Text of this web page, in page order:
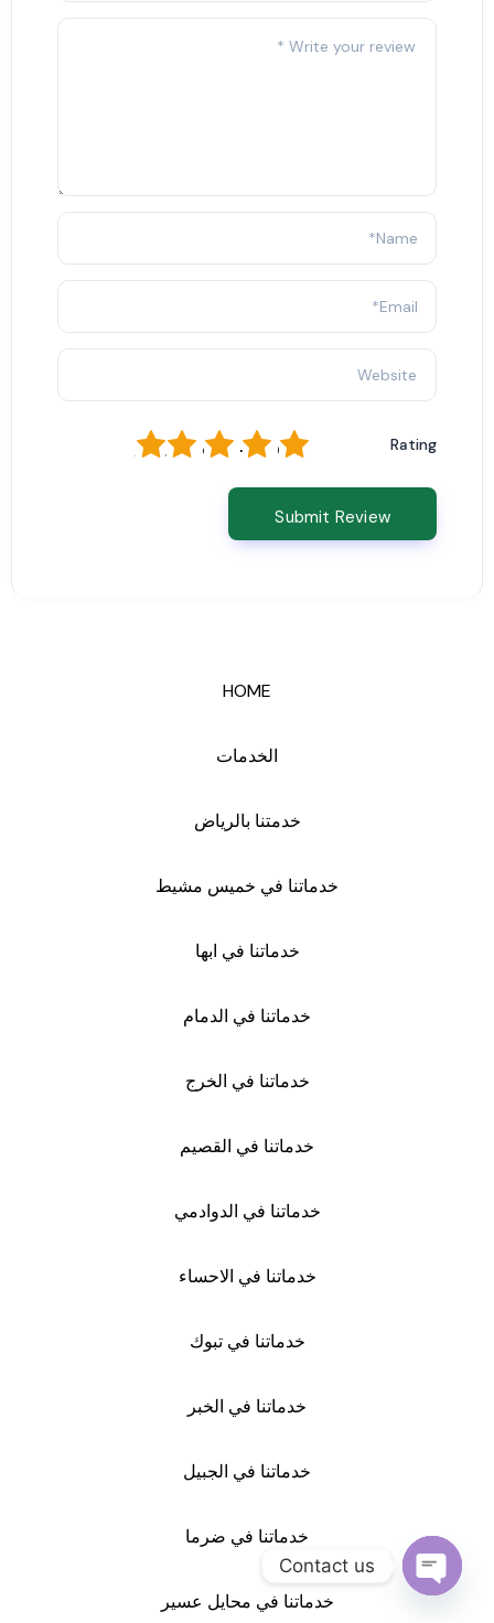
Rating
5
4
3
2
1
HOME
الخدمات
خدمتنا بالرياض
خدماتنا في خميس مشيط
خدماتنا في ابها
خدماتنا في الدمام
خدماتنا في الخرج
خدماتنا في القصيم
خدماتنا في الدوادمي
خدماتنا في الاحساء
خدماتنا في تبوك
خدماتنا في الخبر
خدماتنا في الجبيل
خدماتنا في ضرما
خدماتنا في محايل عسير
Contact us